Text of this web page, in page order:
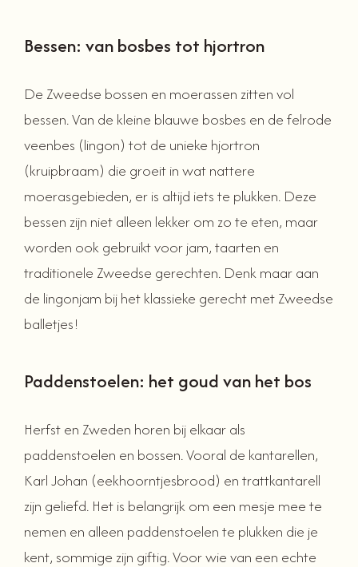
Bessen: van bosbes tot hjortron
De Zweedse bossen en moerassen zitten vol
bessen. Van de kleine blauwe bosbes en de felrode
veenbes (lingon) tot de unieke hjortron
(kruipbraam) die groeit in wat nattere
moerasgebieden, er is altijd iets te plukken. Deze
bessen zijn niet alleen lekker om zo te eten, maar
worden ook gebruikt voor jam, taarten en
traditionele Zweedse gerechten. Denk maar aan
de lingonjam bij het klassieke gerecht met Zweedse
balletjes!
Paddenstoelen: het goud van het bos
Herfst en Zweden horen bij elkaar als
paddenstoelen en bossen. Vooral de kantarellen,
Karl Johan (eekhoorntjesbrood) en trattkantarell
zijn geliefd. Het is belangrijk om een mesje mee te
nemen en alleen paddenstoelen te plukken die je
kent, sommige zijn giftig. Voor wie van een echte